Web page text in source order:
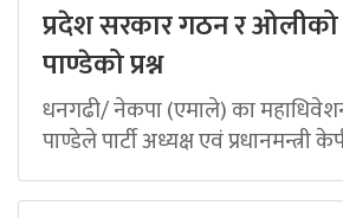
प्रदेश सरकार गठन र ओलीको
पाण्डेको प्रश्न
धनगढी/ नेकपा (एमाले) का महाधिवेशन
पाण्डेले पार्टी अध्यक्ष एवं प्रधानमन्त्री